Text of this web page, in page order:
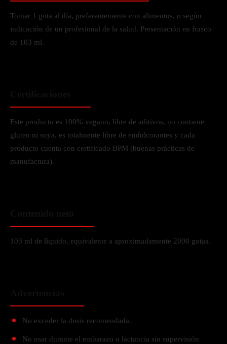
Tomar 1 gota al día, preferentemente con alimentos, o según
indicación de un profesional de la salud. Presentación en frasco
de 103 ml.
Este producto es 100% vegano, libre de aditivos, no contiene
gluten ni soya, es totalmente libre de endulcorantes y cada
producto cuenta con certificado BPM (buenas prácticas de
manufactura).
103 ml de líquido, equivalente a aproximadamente 2000 gotas.
No exceder la dosis recomendada.
No usar durante el embarazo o lactancia sin supervisión